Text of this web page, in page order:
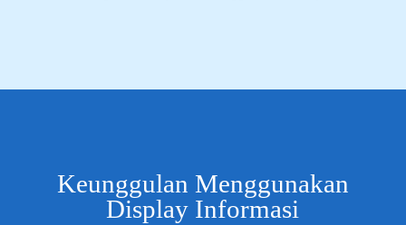
Keunggulan Menggunakan
Display Informasi